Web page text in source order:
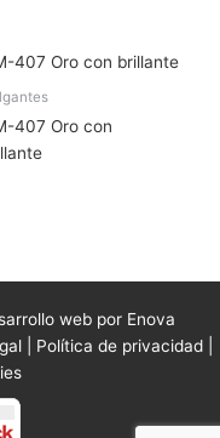
407 Oro con
web por Enova
| Política de privacidad|